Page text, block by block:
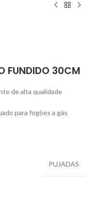
FUNDIDO 30CM
de alta qualidade
PUJADAS